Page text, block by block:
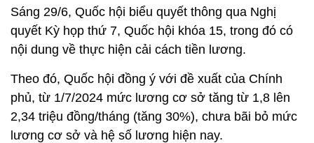
Sáng 29/6, Quốc hội biểu quyết thông qua Nghị
quyết Kỳ họp thứ 7, Quốc hội khóa 15, trong đó có
nội dung về thực hiện cải cách tiền lương.
Theo đó, Quốc hội đồng ý với đề xuất của Chính
phủ, từ 1/7/2024 mức lương cơ sở tăng từ 1,8 lên
2,34 triệu đồng/tháng (tăng 30%), chưa bãi bỏ mức
lương cơ sở và hệ số lương hiện nay.